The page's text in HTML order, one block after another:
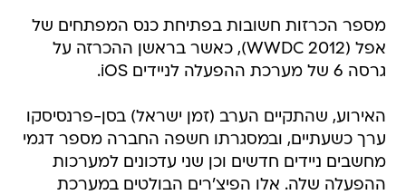
מספר הכרזות חשובות בפתיחת כנס המפתחים של
אפל (WWDC 2012), כאשר בראשן ההכרזה על
גרסה 6 של מערכת ההפעלה לניידים iOS.
האירוע, שהתקיים הערב (זמן ישראל) בסן-פרנסיסקו
ערך כשעתיים, ובמסגרתו חשפה החברה מספר דגמי
מחשבים ניידים חדשים וכן שני עדכונים למערכות
ההפעלה שלה. אלו הפיצ'רים הבולטים במערכת